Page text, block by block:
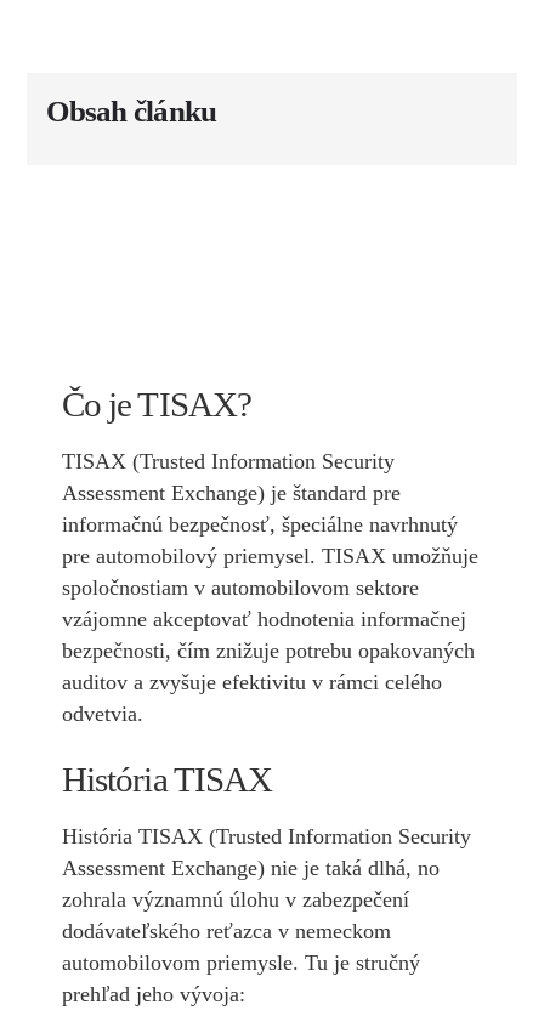
Obsah článku
Čo je TISAX?
TISAX (Trusted Information Security
Assessment Exchange) je štandard pre
informačnú bezpečnosť, špeciálne navrhnutý
pre automobilový priemysel. TISAX umožňuje
spoločnostiam v automobilovom sektore
vzájomne akceptovať hodnotenia informačnej
bezpečnosti, čím znižuje potrebu opakovaných
auditov a zvyšuje efektivitu v rámci celého
odvetvia.
História TISAX
História TISAX (Trusted Information Security
Assessment Exchange) nie je taká dlhá, no
zohrala významnú úlohu v zabezpečení
dodávateľského reťazca v nemeckom
automobilovom priemysle. Tu je stručný
prehľad jeho vývoja: